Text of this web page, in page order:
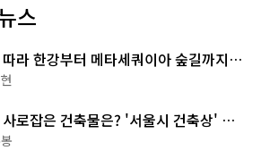
스
라 한강부터 메타세쿼이아 숲길까지…
코스
로잡은 건축물은? '서울시 건축상' 수